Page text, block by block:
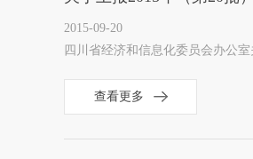
2015-09-20
四川省经济和信息化委员会办公
查看更多